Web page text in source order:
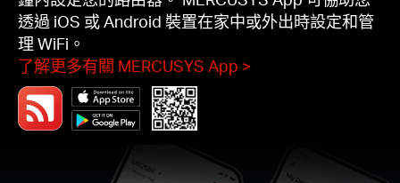
透過 iOS 或 Android 裝置在家中或外出時設定和管
理 WiFi。
了解更多有關 MERCUSYS App >